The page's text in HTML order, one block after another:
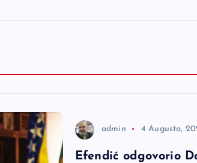
admin 4 Augusta,
Efendić odgovorio